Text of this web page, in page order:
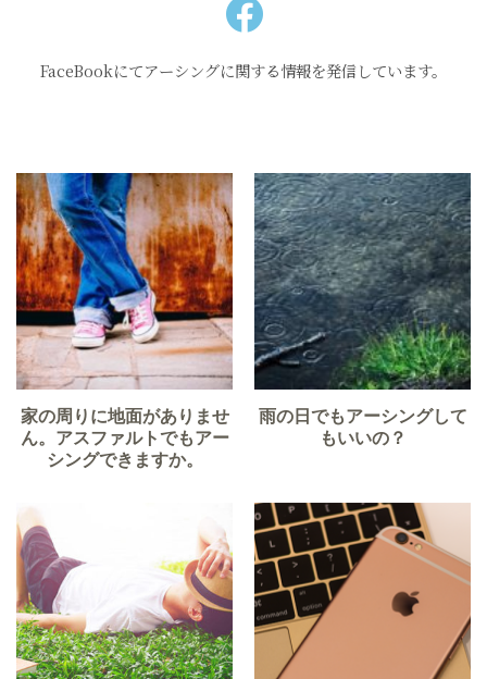
FaceBookにてアーシングに関する情報を発信しています。
家の周りに地面がありませ
ん。アスファルトでもアー
シングできますか。​
雨の日でもアーシングして
もいいの？